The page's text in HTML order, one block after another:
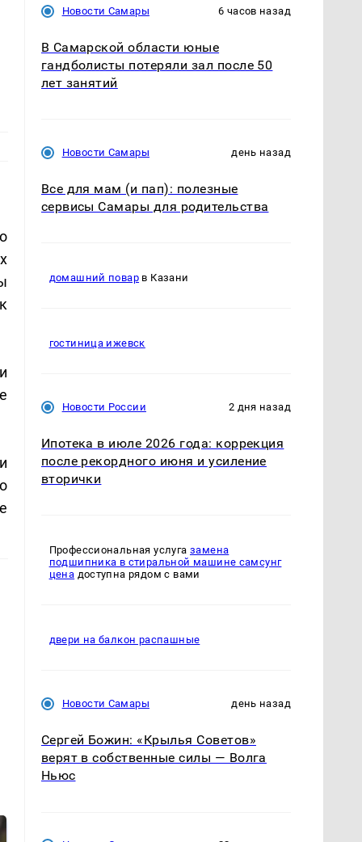
Новости Самары 6 часов назад
В Самарской области юные
гандболисты потеряли зал после 50
лет занятий
Новости Самары день назад
Все для мам (и пап): полезные
сервисы Самары для родительства
домашний повар в Казани
гостиница ижевск
Новости России 2 дня назад
Ипотека в июле 2026 года: коррекция
после рекордного июня и усиление
вторички
Профессиональная услуга замена
подшипника в стиральной машине самсунг
цена доступна рядом с вами
двери на балкон распашные
Новости Самары день назад
Сергей Божин: «Крылья Советов»
верят в собственные силы — Волга
Ньюс